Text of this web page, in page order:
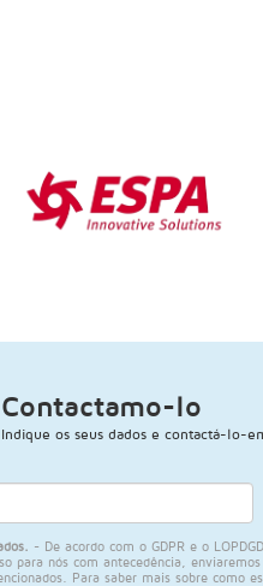
Contactamo-lo
Indique os seus dados e contactá-lo-
- De acordo com o GDPR e o
para nós com antecedência,
Para saber mais sobre como